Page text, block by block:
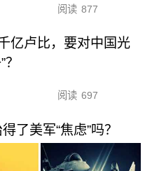
阅读 877
亿卢比，要对中国光
阅读 697
了美军“焦虑”吗？